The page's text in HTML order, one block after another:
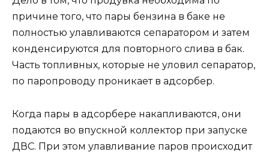
причине того, что пары бензина в баке не
полностью улавливаются сепаратором и затем
конденсируются для повторного слива в бак.
Часть топливных, которые не уловил сепаратор,
по паропроводу проникает в адсорбер.
Когда пары в адсорбере накапливаются, они
подаются во впускной коллектор при запуске
ДВС. При этом улавливание паров происходит